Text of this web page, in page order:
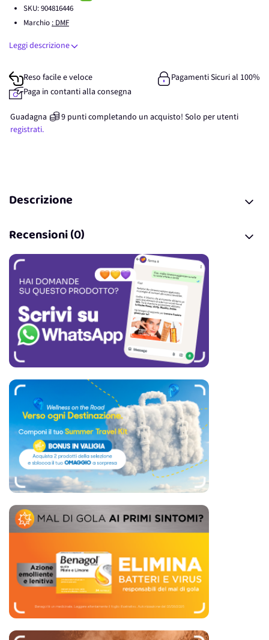
SKU:904816446
Marchio : DMF
Leggi descrizione
Reso facile e veloce
Pagamenti Sicuri al 100%
Paga in contanti alla consegna
Guadagna 9 punticompletando un acquisto! Solo per utenti
registrati.
Descrizione
Recensioni (0)